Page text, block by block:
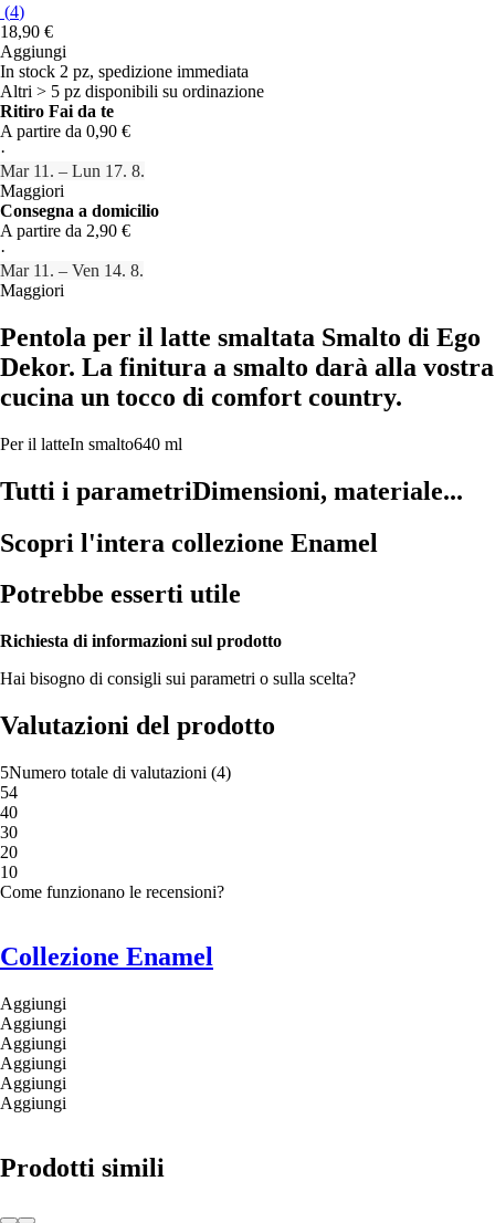
(4)
18,90 €
Aggiungi
In stock 2 pz, spedizione immediata
Altri > 5 pz disponibili su ordinazione
Ritiro Fai da te
A partire da 0,90 €
·
Mar 11. – Lun 17. 8.
Maggiori
Consegna a domicilio
A partire da 2,90 €
·
Mar 11. – Ven 14. 8.
Maggiori
Pentola per il latte smaltata Smalto di Ego
Dekor. La finitura a smalto darà alla vostra
cucina un tocco di comfort country.
Per il latteIn smalto640 ml
Tutti i parametriDimensioni, materiale...
Scopri l'intera collezione Enamel
Potrebbe esserti utile
Richiesta di informazioni sul prodotto
Hai bisogno di consigli sui parametri o sulla scelta?
Valutazioni del prodotto
5Numero totale di valutazioni (4)
54
40
30
20
10
Come funzionano le recensioni?
Collezione Enamel
Aggiungi
Aggiungi
Aggiungi
Aggiungi
Aggiungi
Aggiungi
Prodotti simili